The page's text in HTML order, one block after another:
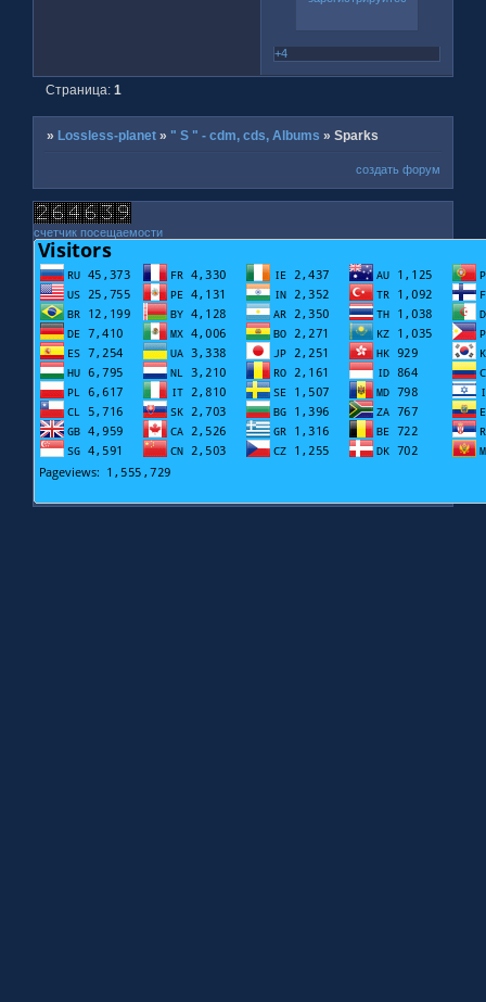
+4
Страница:1
»Lossless-planet » " S " - cdm, cds, Albums »Sparks
создать форум
счетчик посещаемости